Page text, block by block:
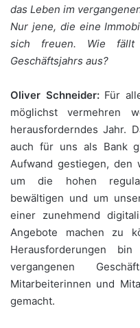
das Leben im
Nur jene, die eine
sich freuen. Wie fällt
Geschäftsjahrs aus?
Oliver Schneider:Für
möglichst vermehren
herausforderndes Jahr.
auch für uns als Bank
Aufwand gestiegen, den
um die hohen
bewältigen und um
einer zunehmend
Angebote machen zu
Herausforderungen
vergangenen
Mitarbeiterinnen und
gemacht.